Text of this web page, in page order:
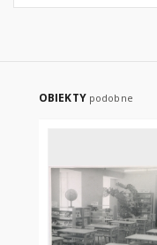
OBIEKTY podobne